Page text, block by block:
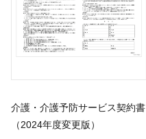
介護・介護予防サービス契約書
（2024年度変更版）